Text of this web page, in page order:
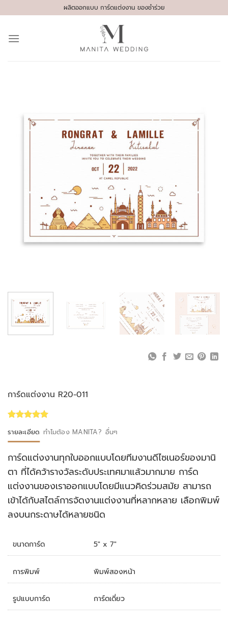
to
ผลิตออกแบบ การ์ดแต่งงาน ของชำร่วย
การ์ดแต่งงาน R20-011
out of 5
based on
rating
รายละเอียด ทำไมต้อง MANITA? อื่นๆ
การ์ดแต่งงานทุกใบออกแบบโดยทีมงานดีไซเนอร์ของมานิ
ตา ที่ได้คว้ารางวัลระดับประเทศมาแล้วมากมาย การ์ด
แต่งงานของเราออกแบบโดยมีแนวคิดร่วมสมัย สามารถ
เข้าได้กับสไตล์การจัดงานแต่งงานที่หลากหลาย เลือกพิมพ์
ลงบนกระดาษได้หลายชนิด
ขนาดการ์ด 5" x 7"
การพิมพ์ พิมพ์สองหน้า
รูปแบบการ์ด การ์ดเดี่ยว